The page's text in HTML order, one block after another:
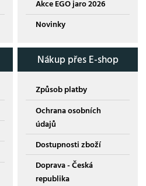
Akce EGO jaro 2026
Novinky
Nákup přes E-shop
Způsob platby
Ochrana osobních
údajů
Dostupnosti zboží
Doprava - Česká
republika